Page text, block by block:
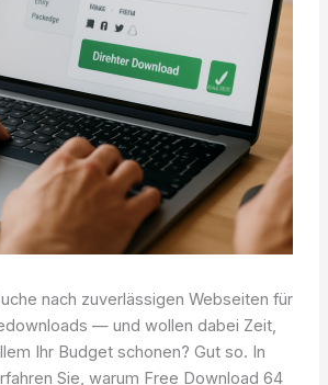
nach zuverlässigen Webseiten für
— und wollen dabei Zeit,
Ihr Budget schonen? Gut so. In
Sie, warum Free Download 64